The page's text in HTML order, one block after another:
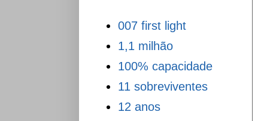
007 first light
1,1 milhão
100% capacidade
11 sobreviventes
12 anos